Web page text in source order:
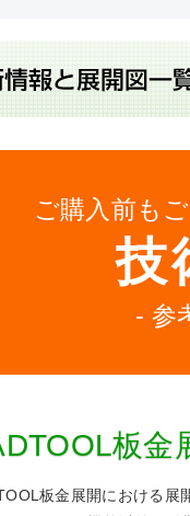
ご購入前も
技
- 参
板金
板金展開における展